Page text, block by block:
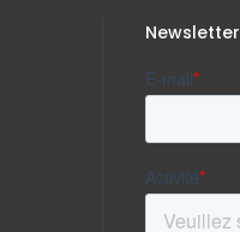
Newsletter